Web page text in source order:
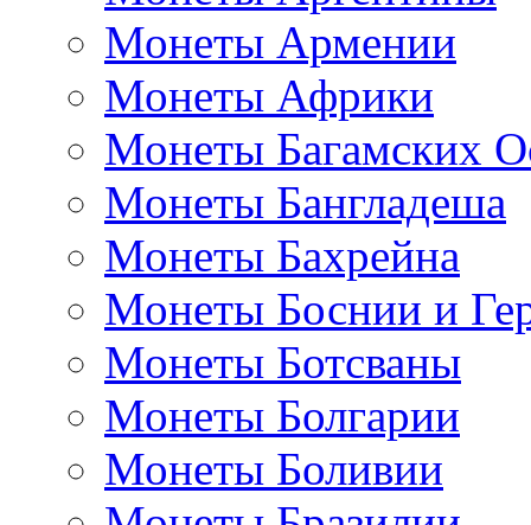
Монеты Армении
Монеты Африки
Монеты Багамских
Монеты Бангладеша
Монеты Бахрейна
Монеты Боснии и
Монеты Ботсваны
Монеты Болгарии
Монеты Боливии